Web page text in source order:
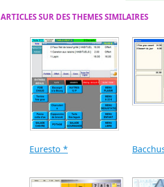
ARTICLES SUR DES THEMES SIMILAIRES
Euresto *